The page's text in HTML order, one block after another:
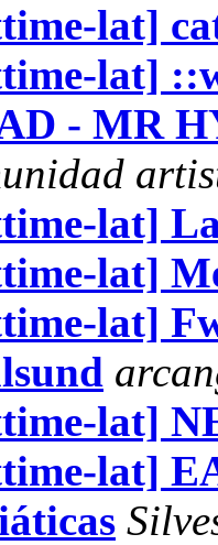
lat]
lat]
- MR
lat]
lat]
lat]
lat]
lat]